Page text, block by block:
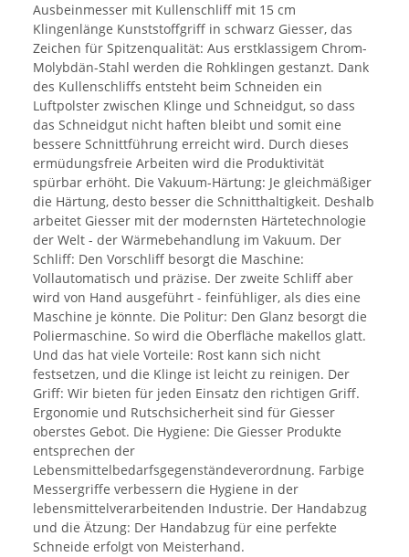
Ausbeinmesser mit Kullenschliff mit 15 cm
Klingenlänge Kunststoffgriff in schwarz Giesser, das
Zeichen für Spitzenqualität: Aus erstklassigem Chrom-
Molybdän-Stahl werden die Rohklingen gestanzt. Dank
des Kullenschliffs entsteht beim Schneiden ein
Luftpolster zwischen Klinge und Schneidgut, so dass
das Schneidgut nicht haften bleibt und somit eine
bessere Schnittführung erreicht wird. Durch dieses
ermüdungsfreie Arbeiten wird die Produktivität
spürbar erhöht. Die Vakuum-Härtung: Je gleichmäßiger
die Härtung, desto besser die Schnitthaltigkeit. Deshalb
arbeitet Giesser mit der modernsten Härtetechnologie
der Welt - der Wärmebehandlung im Vakuum. Der
Schliff: Den Vorschliff besorgt die Maschine:
Vollautomatisch und präzise. Der zweite Schliff aber
wird von Hand ausgeführt - feinfühliger, als dies eine
Maschine je könnte. Die Politur: Den Glanz besorgt die
Poliermaschine. So wird die Oberfläche makellos glatt.
Und das hat viele Vorteile: Rost kann sich nicht
festsetzen, und die Klinge ist leicht zu reinigen. Der
Griff: Wir bieten für jeden Einsatz den richtigen Griff.
Ergonomie und Rutschsicherheit sind für Giesser
oberstes Gebot. Die Hygiene: Die Giesser Produkte
entsprechen der
Lebensmittelbedarfsgegenständeverordnung. Farbige
Messergriffe verbessern die Hygiene in der
lebensmittelverarbeitenden Industrie. Der Handabzug
und die Ätzung: Der Handabzug für eine perfekte
Schneide erfolgt von Meisterhand.